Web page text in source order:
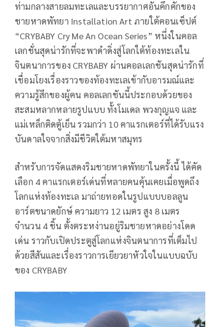
ท่ามกลางสายลมทะเลและบรรยากาศอันคึกคักของ
ชายหาดพัทยา Installation Art ภายใต้คอนเซ็ปต์
“CRYBABY Cry Me An Ocean Series” หนึ่งในคอล
เลกชั่นสุดน่ารักที่จะพาดำดิ่งสู่โลกใต้ท้องทะเลใน
จินตนาการของ CRYBABY ผ่านคอลเลกชันสุดน่ารักที่
เชื่อมโยงเรื่องราวของท้องทะเลเข้ากับอารมณ์และ
ความรู้สึกของผู้คน คอลเลกชันนี้ประกอบด้วยของ
สะสมหลากหลายรูปแบบ ทั้งโมเดล พวงกุญแจ และ
แม่เหล็กติดตู้เย็น รวมกว่า 10 คาแรกเตอร์ที่ได้รับแรง
บันดาลใจจากสิ่งมีชีวิตใต้มหาสมุทร
สำหรับการจัดแสดงริมชายหาดพัทยาในครั้งนี้ ได้คัด
เลือก 4 คาแรกเตอร์เด่นที่หลายคนคุ้นเคยเมื่อพูดถึง
โลกแห่งท้องทะเล มาถ่ายทอดในรูปแบบบอลลูน
อาร์ตขนาดยักษ์ ความยาว 12 เมตร สูง 8 เมตร
จำนวน 4 ชิ้น ตั้งตระหง่านอยู่ริมชายหาดอย่างโดด
เด่น ราวกับเปิดประตูสู่โลกแห่งจินตนาการที่เต็มไป
ด้วยสีสันและเรื่องราวการเยียวยาหัวใจในแบบฉบับ
ของ CRYBABY